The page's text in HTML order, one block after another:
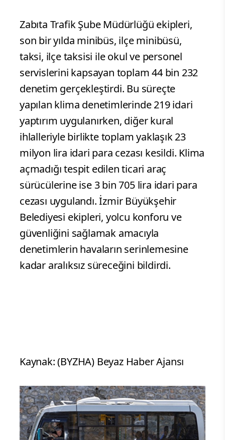
Zabıta Trafik Şube Müdürlüğü ekipleri,
son bir yılda minibüs, ilçe minibüsü,
taksi, ilçe taksisi ile okul ve personel
servislerini kapsayan toplam 44 bin 232
denetim gerçekleştirdi. Bu süreçte
yapılan klima denetimlerinde 219 idari
yaptırım uygulanırken, diğer kural
ihlalleriyle birlikte toplam yaklaşık 23
milyon lira idari para cezası kesildi. Klima
açmadığı tespit edilen ticari araç
sürücülerine ise 3 bin 705 lira idari para
cezası uygulandı. İzmir Büyükşehir
Belediyesi ekipleri, yolcu konforu ve
güvenliğini sağlamak amacıyla
denetimlerin havaların serinlemesine
kadar aralıksız süreceğini bildirdi.
Kaynak: (BYZHA) Beyaz Haber Ajansı